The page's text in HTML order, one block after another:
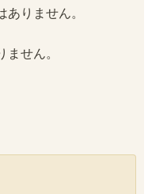
りません。
せん。